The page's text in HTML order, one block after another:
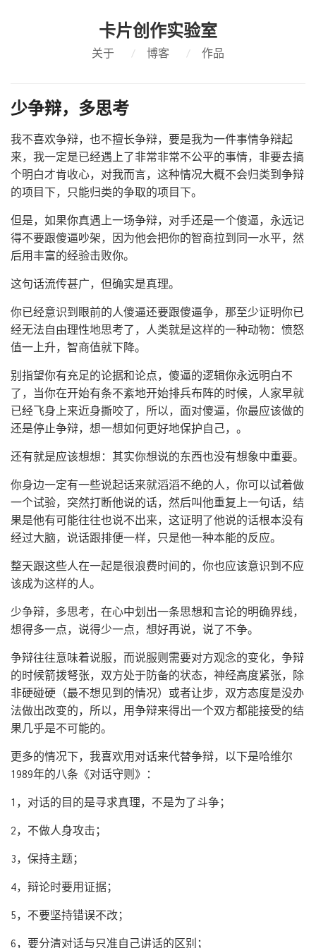
卡片创作实验室
关于 / 博客 / 作品
少争辩，多思考
我不喜欢争辩，也不擅长争辩，要是我为一件事情争辩起
来，我一定是已经遇上了非常非常不公平的事情，非要去搞
个明白才肯收心，对我而言，这种情况大概不会归类到争辩
的项目下，只能归类的争取的项目下。
但是，如果你真遇上一场争辩，对手还是一个傻逼，永远记
得不要跟傻逼吵架，因为他会把你的智商拉到同一水平，然
后用丰富的经验击败你。
这句话流传甚广，但确实是真理。
你已经意识到眼前的人傻逼还要跟傻逼争，那至少证明你已
经无法自由理性地思考了，人类就是这样的一种动物：愤怒
值一上升，智商值就下降。
别指望你有充足的论据和论点，傻逼的逻辑你永远明白不
了，当你在开始有条不紊地开始排兵布阵的时候，人家早就
已经飞身上来近身撕咬了，所以，面对傻逼，你最应该做的
还是停止争辩，想一想如何更好地保护自己，。
还有就是应该想想：其实你想说的东西也没有想象中重要。
你身边一定有一些说起话来就滔滔不绝的人，你可以试着做
一个试验，突然打断他说的话，然后叫他重复上一句话，结
果是他有可能往往也说不出来，这证明了他说的话根本没有
经过大脑，说话跟排便一样，只是他一种本能的反应。
整天跟这些人在一起是很浪费时间的，你也应该意识到不应
该成为这样的人。
少争辩，多思考，在心中划出一条思想和言论的明确界线，
想得多一点，说得少一点，想好再说，说了不争。
争辩往往意味着说服，而说服则需要对方观念的变化，争辩
的时候箭拨弩张，双方处于防备的状态，神经高度紧张，除
非硬碰硬（最不想见到的情况）或者让步，双方态度是没办
法做出改变的，所以，用争辩来得出一个双方都能接受的结
果几乎是不可能的。
更多的情况下，我喜欢用对话来代替争辩，以下是哈维尔
1989年的八条《对话守则》：
1，对话的目的是寻求真理，不是为了斗争；
2，不做人身攻击；
3，保持主题；
4，辩论时要用证据；
5，不要坚持错误不改；
6，要分清对话与只准自己讲话的区别；